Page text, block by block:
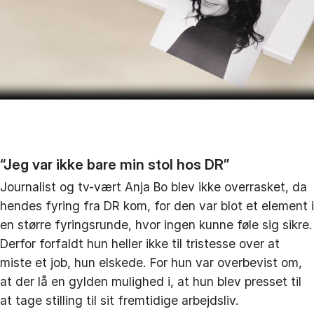
“Jeg var ikke bare min stol hos DR”
Journalist og tv-vært Anja Bo blev ikke overrasket, da
hendes fyring fra DR kom, for den var blot et element i
en større fyringsrunde, hvor ingen kunne føle sig sikre.
Derfor forfaldt hun heller ikke til tristesse over at
miste et job, hun elskede. For hun var overbevist om,
at der lå en gylden mulighed i, at hun blev presset til
at tage stilling til sit fremtidige arbejdsliv.